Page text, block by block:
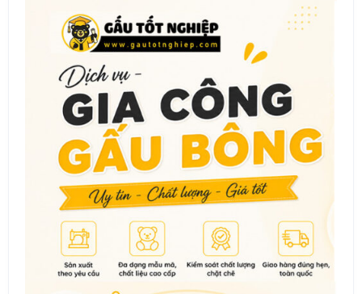
dạng
lượng
lớn